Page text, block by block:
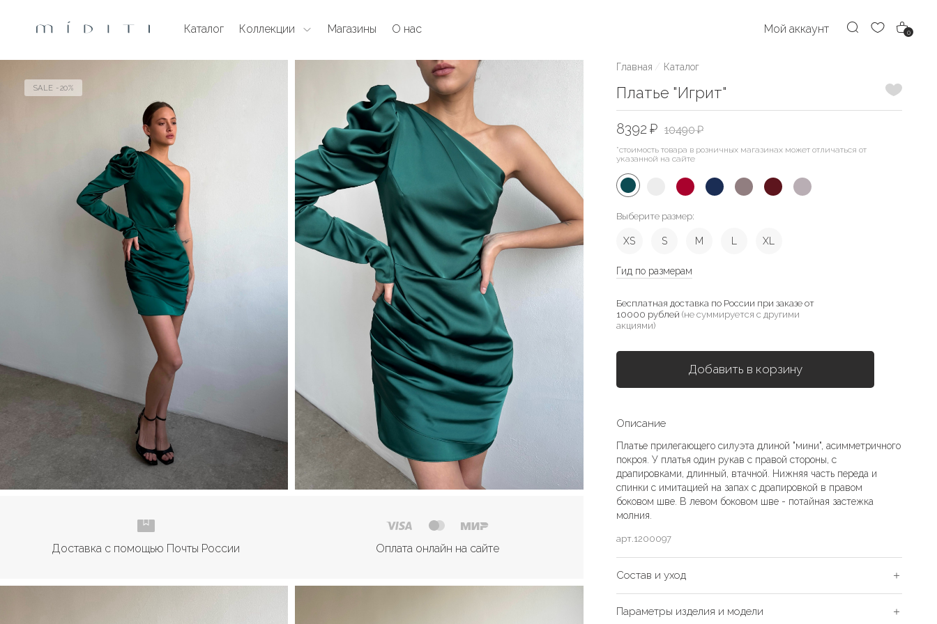
Каталог Коллекции Магазины О нас Мой аккаунт 0
SALE -20%
Доставка с помощью Почты России Оплата онлайн на сайте
Главная Каталог
Платье "Игрит"
8392 ₽ 10490 ₽
*стоимость товара в розничных магазинах может отличаться от
указанной на сайте
Выберите размер:
XS S M L XL
Гид по размерам
Бесплатная доставка по России при заказе от
10000 рублей (не суммируется с другими
акциями)
Добавить в корзину
Описание
Платье прилегающего силуэта длиной "мини", асимметричного
покроя. У платья один рукав с правой стороны, с
драпировками, длинный, втачной. Нижняя часть переда и
спинки с имитацией на запах с драпировкой в правом
боковом шве. В левом боковом шве - потайная застежка
молния.
арт.1200097
Состав и уход
Параметры изделия и модели